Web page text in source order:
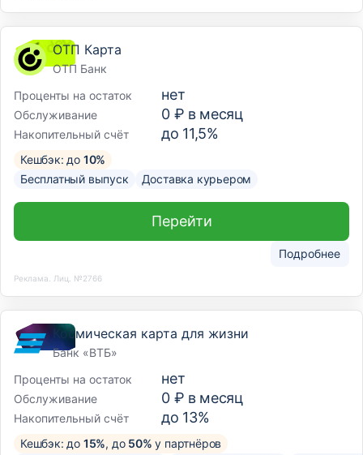
ОТП Карта
ОТП Банк
Проценты на остаток
нет
Обслуживание 0 ₽ в месяц
Накопительный счёт до 11,5%
Кешбэк: до 10%
Бесплатный выпуск
Доставка курьером
Подробнее
Перейти
Реклама. Лиц. №2766
Космическая карта для жизни
Банк «ВТБ»
Проценты на остаток
нет
Обслуживание 0 ₽ в месяц
Накопительный счёт до 13%
Кешбэк: до 15%, до 50% у партнёров